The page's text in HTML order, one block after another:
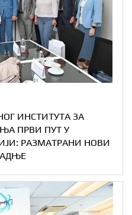
ИНСТИТУТА ЗА
ПРВИ ПУТ У
РАЗМАТРАНИ НОВИ